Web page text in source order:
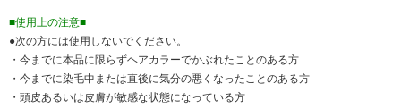
■使用上の注意■
●次の方には使用しないでください。
・今までに本品に限らずヘアカラーでかぶれたことのある方
・今までに染毛中または直後に気分の悪くなったことのある方
・頭皮あるいは皮膚が敏感な状態になっている方